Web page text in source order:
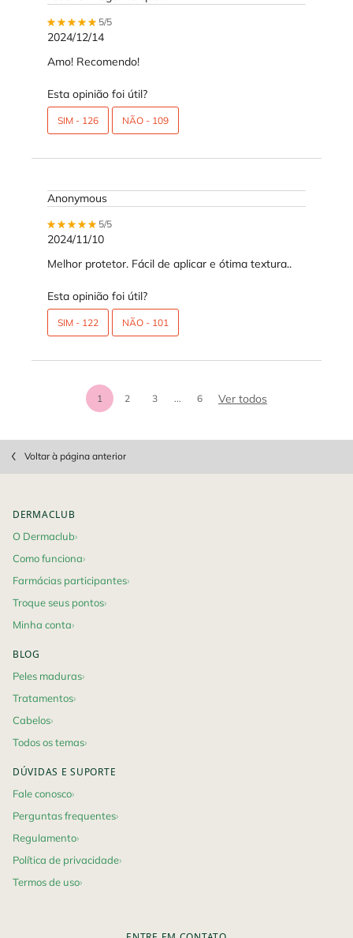
5 out of 5 stars.
5/5
2024/12/14
Amo! Recomendo!
Esta opinião foi útil?
SIM - 126 NÃO - 109
Anonymous
5 out of 5 stars.
5/5
2024/11/10
Melhor protetor. Fácil de aplicar e ótima textura..
Esta opinião foi útil?
SIM - 122 NÃO - 101
Page 1 of 6. Current page
1 2 3 ... 6 Ver todos
Voltar à página anterior
DERMACLUB
O Dermaclub
Como funciona
Farmácias participantes
Troque seus pontos
Minha conta
BLOG
Peles maduras
Tratamentos
Cabelos
Todos os temas
DÚVIDAS E SUPORTE
Fale conosco
Perguntas frequentes
Regulamento
Política de privacidade
Termos de uso